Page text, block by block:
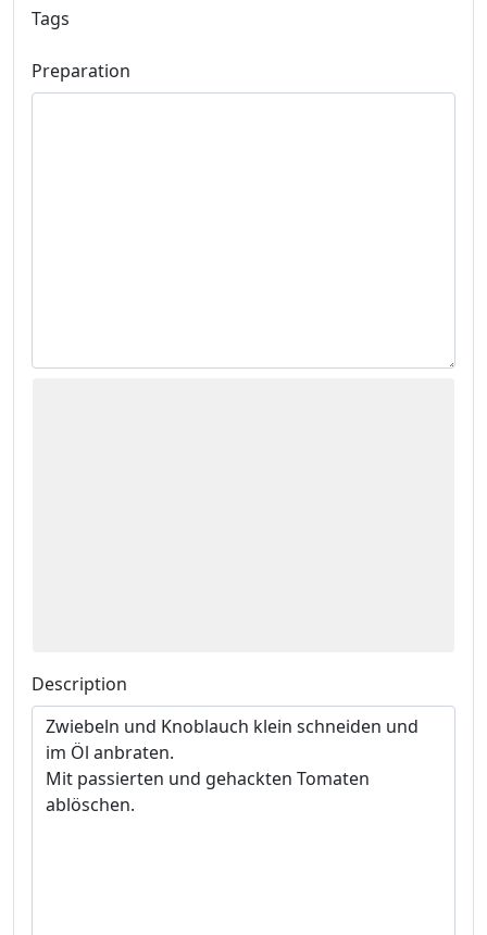
Tags
Preparation
Description